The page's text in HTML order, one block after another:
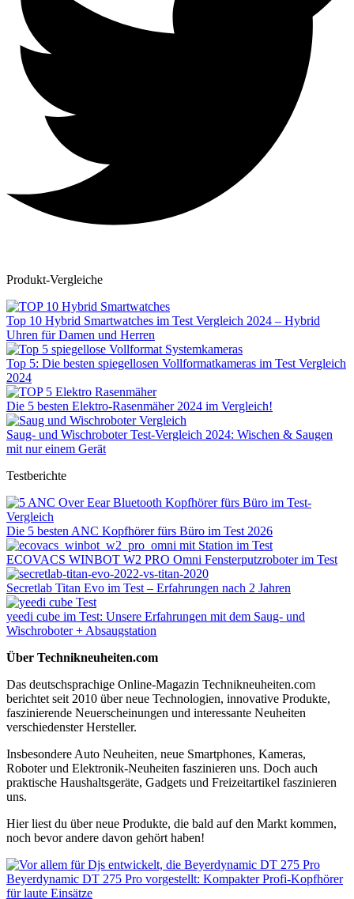
Produkt-Vergleiche
Top 10 Hybrid Smartwatches im Test Vergleich 2024 – Hybrid
Uhren für Damen und Herren
Top 5: Die besten spiegellosen Vollformatkameras im Test Vergleich
2024
Die 5 besten Elektro-Rasenmäher 2024 im Vergleich!
Saug- und Wischroboter Test-Vergleich 2024: Wischen & Saugen
mit nur einem Gerät
Testberichte
Die 5 besten ANC Kopfhörer fürs Büro im Test 2026
ECOVACS WINBOT W2 PRO Omni Fensterputzroboter im Test
Secretlab Titan Evo im Test – Erfahrungen nach 2 Jahren
yeedi cube im Test: Unsere Erfahrungen mit dem Saug- und
Wischroboter + Absaugstation
Über Technikneuheiten.com
Das deutschsprachige Online-Magazin Technikneuheiten.com
berichtet seit 2010 über neue Technologien, innovative Produkte,
faszinierende Neuerscheinungen und interessante Neuheiten
verschiedenster Hersteller.
Insbesondere Auto Neuheiten, neue Smartphones, Kameras,
Roboter und Elektronik-Neuheiten faszinieren uns. Doch auch
praktische Haushaltsgeräte, Gadgets und Freizeitartikel faszinieren
uns.
Hier liest du über neue Produkte, die bald auf den Markt kommen,
noch bevor andere davon gehört haben!
Beyerdynamic DT 275 Pro vorgestellt: Kompakter Profi-Kopfhörer
für laute Einsätze